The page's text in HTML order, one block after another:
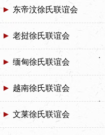
东帝汶徐氏联谊会
老挝徐氏联谊会
缅甸徐氏联谊会
越南徐氏联谊会
文莱徐氏联谊会